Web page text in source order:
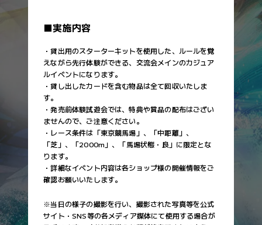
■実施内容
・貸出用のスターターキットを使用した、ルールを覚
えながら先行体験ができる、交流会メインのカジュア
ルイベントになります。
・貸し出したカードを含む物品は全て回収いたしま
す。
・発売前体験試遊会では、特典や賞品の配布はござい
ませんので、ご注意ください。
・レース条件は「東京競馬場」、「中距離」、
「芝」、「2000m」、「馬場状態・良」に限定とな
ります。
・詳細なイベント内容は各ショップ様の開催情報をご
確認お願いいたします。
※当日の様子の撮影を行い、撮影された写真等を公式
サイト・SNS等の各メディア媒体にて使用する場合が
SDF-49
SDF-51
SDF-55
パフォーマプロミス
SDF-57
タスティエーラ
アイテムカード
カードNo.
カード名
SDF-66
ブリンカー
SDF-67
ブローバンド
SDF-70
鞍
SDF-71
マークシート
SDF-72
SDF-74
鞭
SDF-78
ヘルメット
SDF-018
SDF-019
ナミュール
SDF-020
アヴェラーレ
SDF-021
ソングライン
SDF-022
SDF-023
マジックタイム
SDF-025
アパパネ
SDF-027
シュネルマイスター
SDF-033
サートゥルナーリア
SDF-034
ラブリーデイ
SDF-035
ドウデュース
SDF-037
リバティアイランド